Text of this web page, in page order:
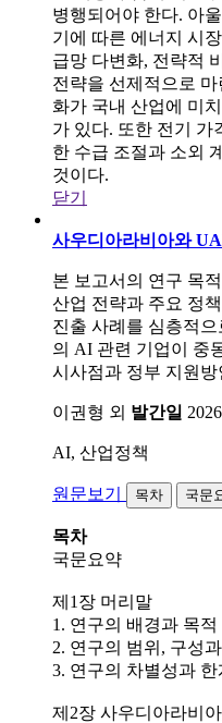
병행되어야 한다. 아
기에 따른 에너지 시
급망 다변화, 전략적
전략을 선제적으로
화가 국내 산업에 미
가 있다. 또한 전기 가
한 수급 조절과 소외
것이다.
닫기
사우디아라비아와
본 보고서의 연구 목
산업 전략과 주요 정
진출 사례를 심층적
의 AI 관련 기업이 중
시사점과 정부 지원방
이권형 외 발간일
AI, 산업정책
원문보기 목차 국문
목차
국문요약
제1장 머리말
1. 연구의 배경과 목적
2. 연구의 범위, 구성
3. 연구의 차별성과 한
제2장 사우디아라비